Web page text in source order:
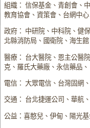
組織： 信保基金、青創會、
教育協會、資策會、台網中
政府： 中研院、中科院、健
北縣消防局、國衛院、海生館
醫療： 台大醫院、恩主公醫
克、羅氏大藥廠、永信藥品、
電信： 大眾電信、台灣固網
交通： 台北捷運公司、華航
公益：喜憨兒、伊甸、陽光